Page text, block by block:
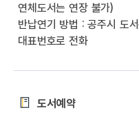
연체도서는 연장 불가)
반납연기 방법 : 공주시 도
대표번호로 전화
도서예약